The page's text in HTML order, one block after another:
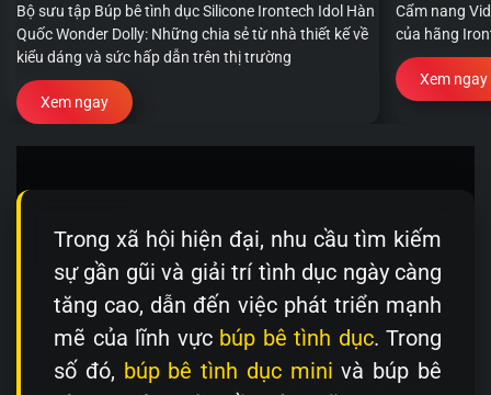
Bộ sưu tập Búp bê tình dục Silicone Irontech Idol Hàn
Quốc Wonder Dolly: Những chia sẻ từ nhà thiết kế về
kiểu dáng và sức hấp dẫn trên thị trường
Xem ngay
Cẩm nang
của hãng
Xem ngay
Trong xã hội hiện đại, nhu cầu tìm kiếm
sự gần gũi và giải trí tình dục ngày càng
tăng cao, dẫn đến việc phát triển mạnh
mẽ của lĩnh vực búp bê tình dục. Trong
số đó, búp bê tình dục mini và búp bê